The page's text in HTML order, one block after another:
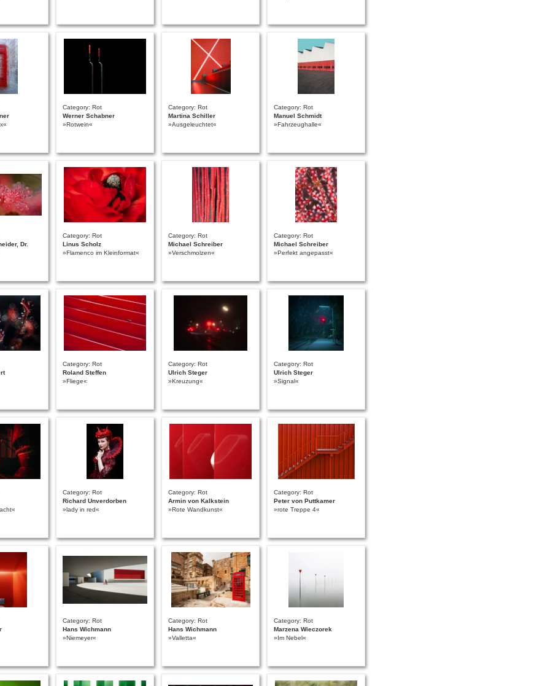
Category: Rot
Werner Schabner
»Rotwein«
Category: Rot
Martina Schiller
»Ausgeleuchtet«
Category: Rot
Manuel Schmidt
»Fahrzeughalle«
Dr.
Category: Rot
Linus Scholz
»Flamenco im Kleinformat«
Category: Rot
Michael Schreiber
»Verschmolzen«
Category: Rot
Michael Schreiber
»Perfekt angepasst«
Category: Rot
Roland Steffen
»Fliege«
Category: Rot
Ulrich Steger
»Kreuzung«
Category: Rot
Ulrich Steger
»Signal«
Category: Rot
Richard Unverdorben
»lady in red«
Category: Rot
Armin von Kalkstein
»Rote Wandkunst«
Category: Rot
Peter von Puttkamer
»rote Treppe 4«
Category: Rot
Hans Wichmann
»Niemeyer«
Category: Rot
Hans Wichmann
»Valletta«
Category: Rot
Marzena Wieczorek
»Im Nebel«